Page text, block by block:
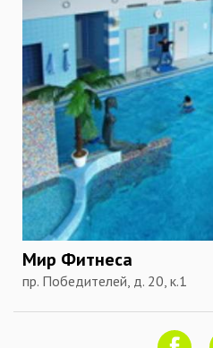
Мир Фитнеса
пр. Победителей, д. 20, к.1